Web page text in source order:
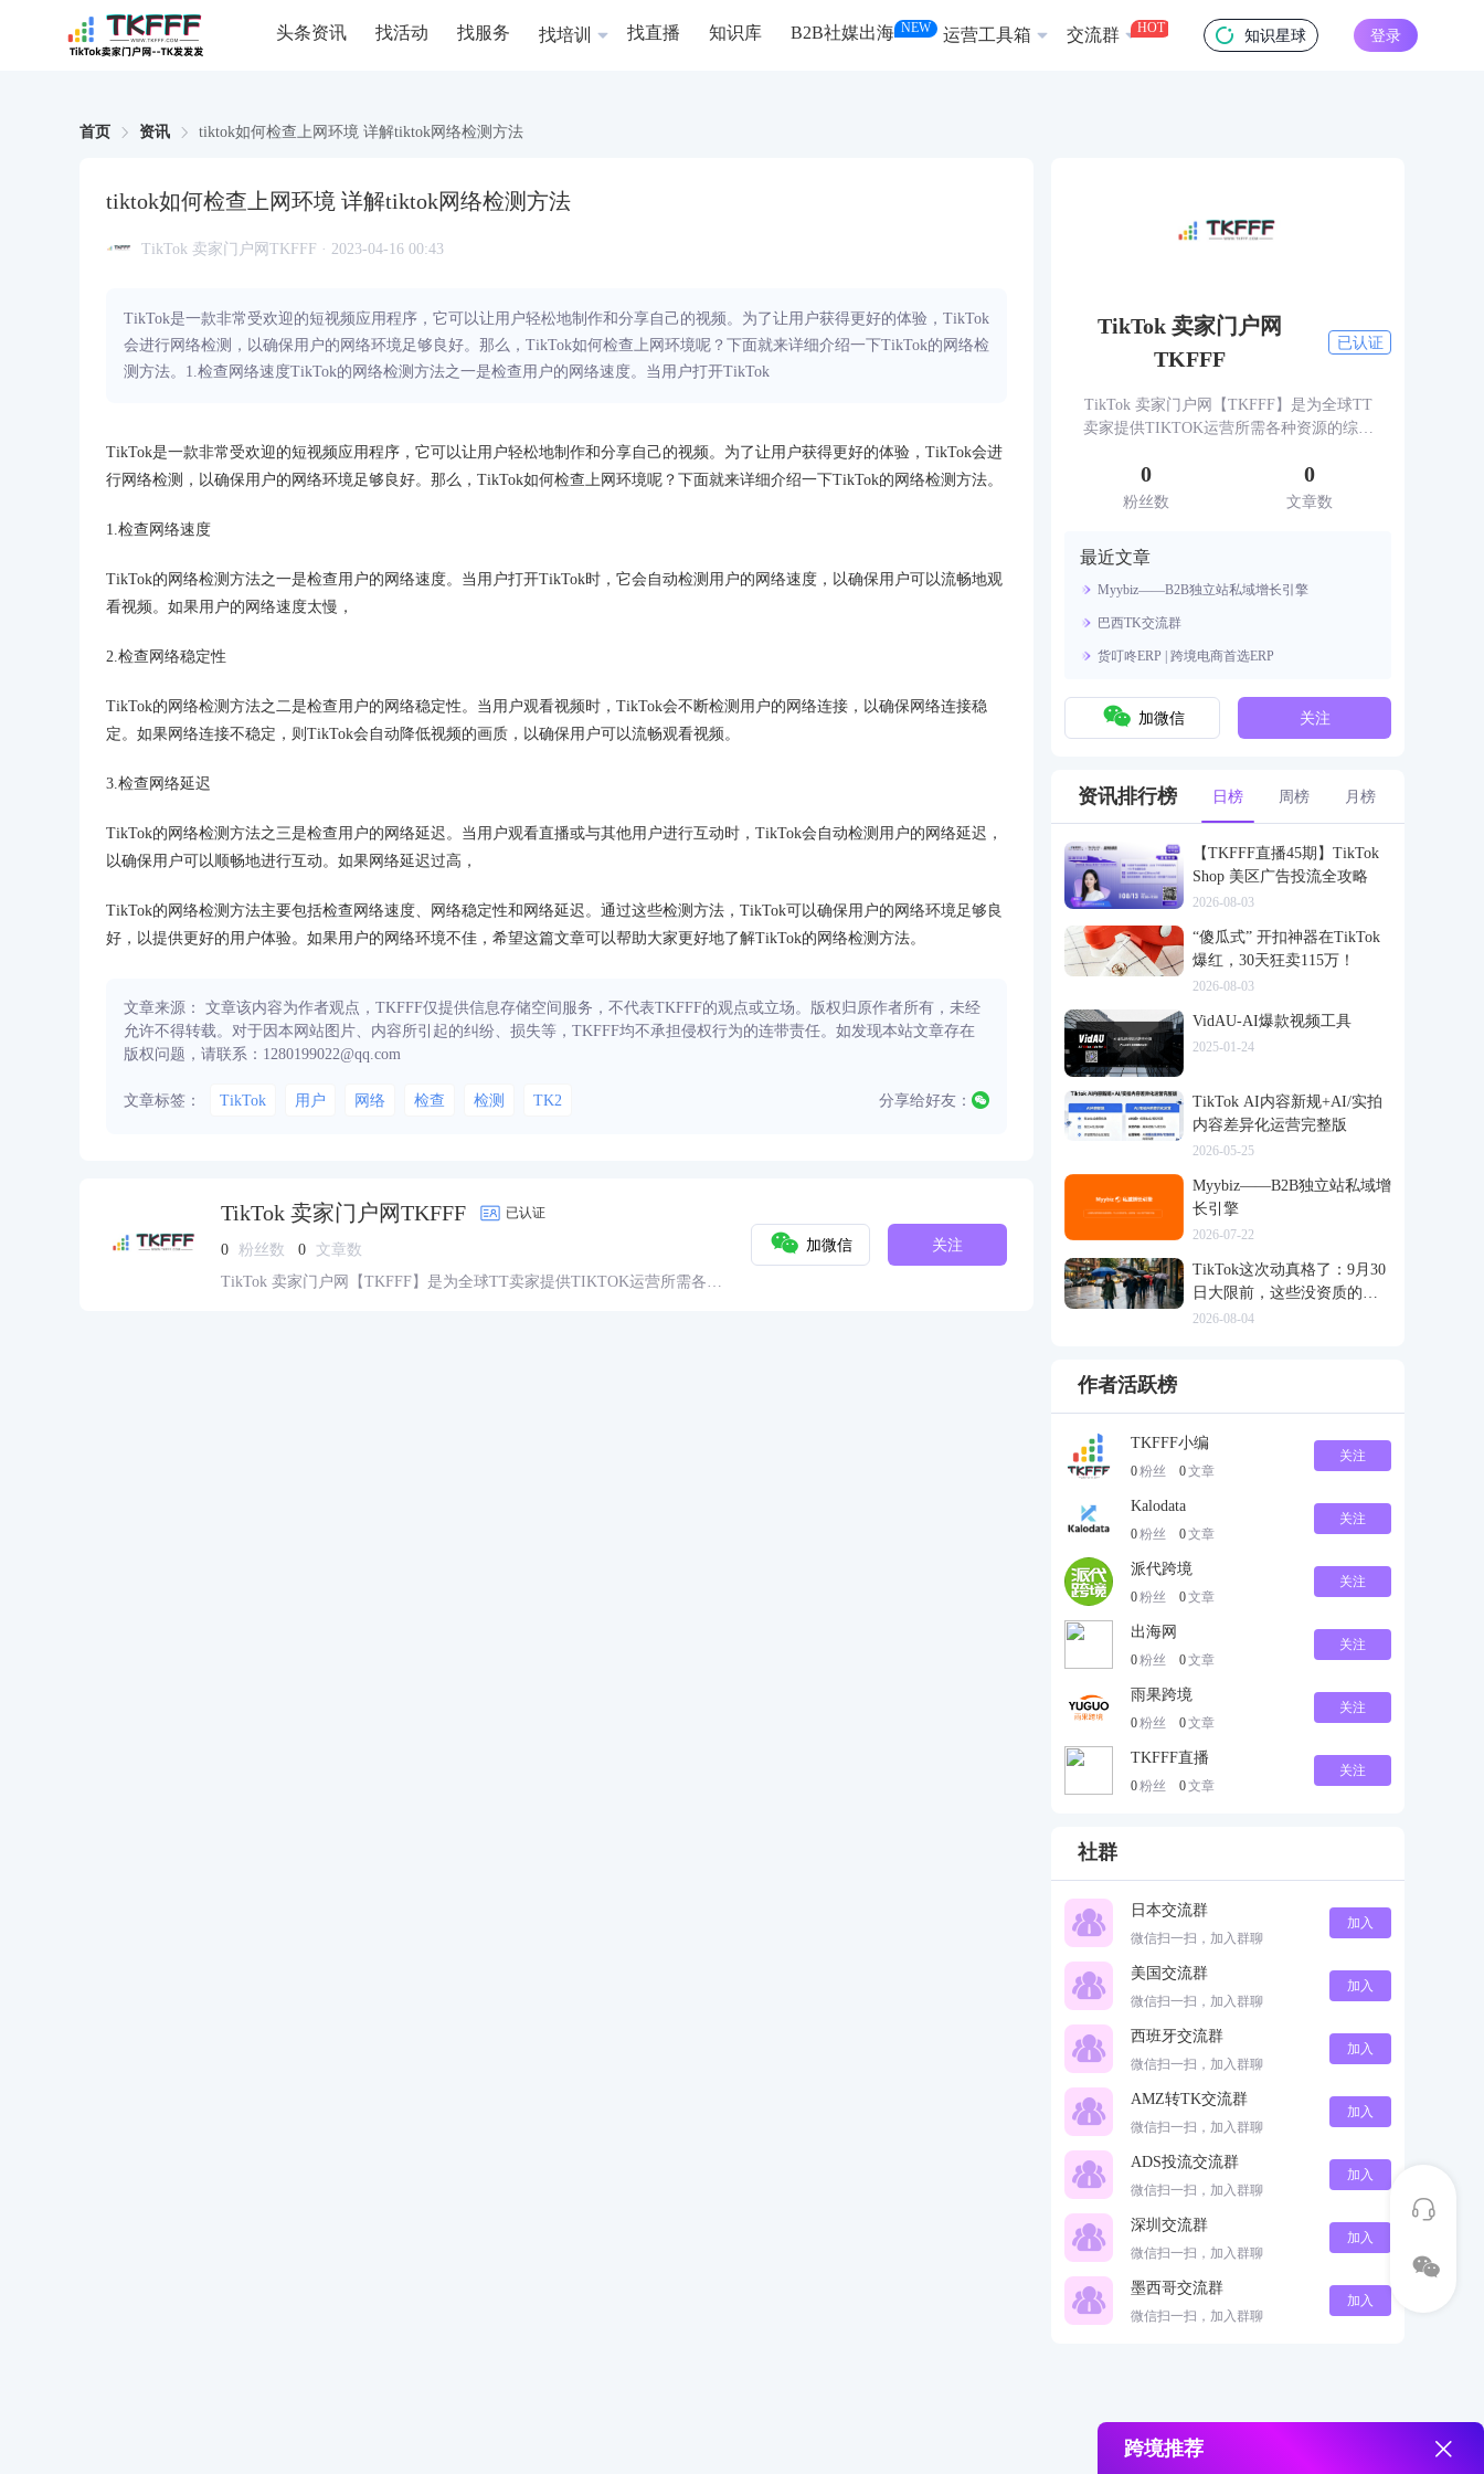
头条资讯 找活动 找服务 找培训 找直播 知识库 B2B社媒出海 NEW 运营工具箱 交流群 HOT 知识星球 登录
首页 资讯 tiktok如何检查上网环境 详解tiktok网络检测方法
tiktok如何检查上网环境 详解tiktok网络检测方法
TikTok 卖家门户网TKFFF · 2023-04-16 00:43
TikTok是一款非常受欢迎的短视频应用程序，它可以让用户轻松地制作和分享自己的视频。为了让用户获得更好的体验，TikTok
会进行网络检测，以确保用户的网络环境足够良好。那么，TikTok如何检查上网环境呢？下面就来详细介绍一下TikTok的网络检
测方法。1.检查网络速度TikTok的网络检测方法之一是检查用户的网络速度。当用户打开TikTok
TikTok是一款非常受欢迎的短视频应用程序，它可以让用户轻松地制作和分享自己的视频。为了让用户获得更好的体验，TikTok会进
行网络检测，以确保用户的网络环境足够良好。那么，TikTok如何检查上网环境呢？下面就来详细介绍一下TikTok的网络检测方法。
1.检查网络速度
TikTok的网络检测方法之一是检查用户的网络速度。当用户打开TikTok时，它会自动检测用户的网络速度，以确保用户可以流畅地观
看视频。如果用户的网络速度太慢，
2.检查网络稳定性
TikTok的网络检测方法之二是检查用户的网络稳定性。当用户观看视频时，TikTok会不断检测用户的网络连接，以确保网络连接稳
定。如果网络连接不稳定，则TikTok会自动降低视频的画质，以确保用户可以流畅观看视频。
3.检查网络延迟
TikTok的网络检测方法之三是检查用户的网络延迟。当用户观看直播或与其他用户进行互动时，TikTok会自动检测用户的网络延迟，
以确保用户可以顺畅地进行互动。如果网络延迟过高，
TikTok的网络检测方法主要包括检查网络速度、网络稳定性和网络延迟。通过这些检测方法，TikTok可以确保用户的网络环境足够良
好，以提供更好的用户体验。如果用户的网络环境不佳，希望这篇文章可以帮助大家更好地了解TikTok的网络检测方法。
文章来源： 文章该内容为作者观点，TKFFF仅提供信息存储空间服务，不代表TKFFF的观点或立场。版权归原作者所有，未经
允许不得转载。对于因本网站图片、内容所引起的纠纷、损失等，TKFFF均不承担侵权行为的连带责任。如发现本站文章存在
版权问题，请联系：1280199022@qq.com
文章标签： TikTok 用户 网络 检查 检测 TK2 分享给好友：
TikTok 卖家门户网TKFFF 已认证
0 粉丝数 0
文章数
TikTok 卖家门户网【TKFFF】是为全球TT卖家提供TIKTOK运营所需各种
加微信 关注
TikTok 卖家门户网
TKFFF
已认证
TikTok 卖家门户网【TKFFF】是为全球TT
卖家提供TIKTOK运营所需各种资源的综合
坛、社群、活动、人脉、货盘、教学等必备
0
粉丝数
0
文章数
最近文章
Myybiz——B2B独立站私域增长引擎
巴西TK交流群
货叮咚ERP | 跨境电商首选ERP
加微信 关注
资讯排行榜 日榜 周榜 月榜
【TKFFF直播45期】TikTok
Shop 美区广告投流全攻略
2026-08-03
“傻瓜式” 开扣神器在TikTok
爆红，30天狂卖115万！
2026-08-03
VidAU-AI爆款视频工具
2025-01-24
TikTok AI内容新规+AI/实拍
内容差异化运营完整版
2026-05-25
Myybiz——B2B独立站私域增
长引擎
2026-07-22
TikTok这次动真格了：9月30
日大限前，这些没资质的货
一律清退
2026-08-04
作者活跃榜
TKFFF小编
0粉丝 0文章
关注
Kalodata
0粉丝 0文章
关注
派代跨境
0粉丝 0文章
关注
出海网
0粉丝 0文章
关注
雨果跨境
0粉丝 0文章
关注
TKFFF直播
0粉丝 0文章
关注
社群
日本交流群
微信扫一扫，加入群聊
加入
美国交流群
微信扫一扫，加入群聊
加入
西班牙交流群
微信扫一扫，加入群聊
加入
AMZ转TK交流群
微信扫一扫，加入群聊
加入
ADS投流交流群
微信扫一扫，加入群聊
加入
深圳交流群
微信扫一扫，加入群聊
加入
墨西哥交流群
微信扫一扫，加入群聊
加入
跨境推荐